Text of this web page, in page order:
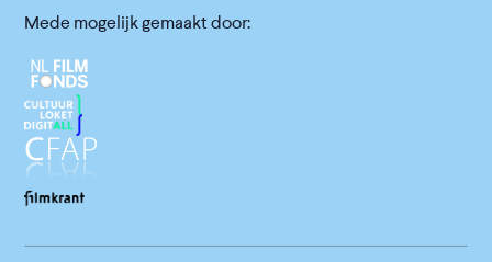
Mede mogelijk gemaakt door: